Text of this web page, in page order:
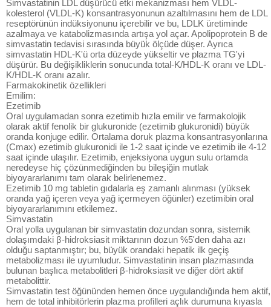
Simvastatinin LDL düşürücü etki mekanizması hem VLDL-
kolesterol (VLDL-K) konsantrasyonunun azaltılmasını hem de LDL
reseptörünün indüksiyonunu içerebilir ve bu, LDLK üretiminde
azalmaya ve katabolizmasında artışa yol açar. Apolipoprotein B de
simvastatin tedavisi sırasında büyük ölçüde düşer. Ayrıca
simvastatin HDL-K'ü orta düzeyde yükseltir ve plazma TG'yi
düşürür. Bu değişikliklerin sonucunda total-K/HDL-K oranı ve LDL-
K/HDL-K oranı azalır.
Farmakokinetik özellikleri
Emilim:
Ezetimib
Oral uygulamadan sonra ezetimib hızla emilir ve farmakolojik
olarak aktif fenolik bir glukuronide (ezetimib glukuronidi) büyük
oranda konjuge edilir. Ortalama doruk plazma konsantrasyonlarına
(Cmax) ezetimib glukuronidi ile 1-2 saat içinde ve ezetimib ile 4-12
saat içinde ulaşılır. Ezetimib, enjeksiyona uygun sulu ortamda
neredeyse hiç çözünmediğinden bu bileşiğin mutlak
biyoyararlanımı tam olarak belirlenemez.
Ezetimib 10 mg tabletin gıdalarla eş zamanlı alınması (yüksek
oranda yağ içeren veya yağ içermeyen öğünler) ezetimibin oral
biyoyararlanımını etkilemez.
Simvastatin
Oral yolla uygulanan bir simvastatin dozundan sonra, sistemik
dolaşımdaki β-hidroksiasit miktarının dozun %5'den daha azı
olduğu saptanmıştır; bu, büyük orandaki hepatik ilk geçiş
metabolizması ile uyumludur. Simvastatinin insan plazmasında
bulunan başlıca metabolitleri β-hidroksiasit ve diğer dört aktif
metabolittir.
Simvastatin test öğününden hemen önce uygulandığında hem aktif,
hem de total inhibitörlerin plazma profilleri açlık durumuna kıyasla